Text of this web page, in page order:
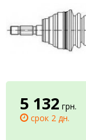
5 132 грн.
срок 2 дн.